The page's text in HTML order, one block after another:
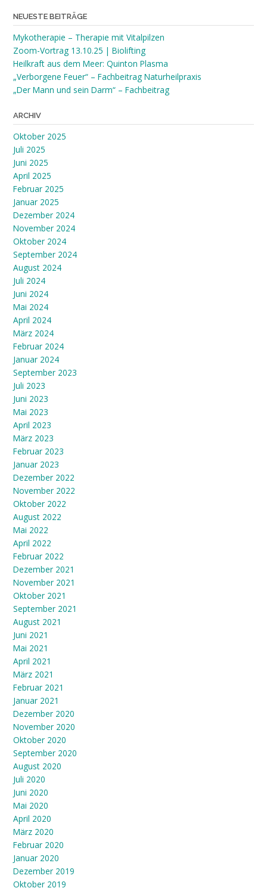
NEUESTE BEITRÄGE
Mykotherapie – Therapie mit Vitalpilzen
Zoom-Vortrag 13.10.25 | Biolifting
Heilkraft aus dem Meer: Quinton Plasma
„Verborgene Feuer“ – Fachbeitrag Naturheilpraxis
„Der Mann und sein Darm“ – Fachbeitrag
ARCHIV
Oktober 2025
Juli 2025
Juni 2025
April 2025
Februar 2025
Januar 2025
Dezember 2024
November 2024
Oktober 2024
September 2024
August 2024
Juli 2024
Juni 2024
Mai 2024
April 2024
März 2024
Februar 2024
Januar 2024
September 2023
Juli 2023
Juni 2023
Mai 2023
April 2023
März 2023
Februar 2023
Januar 2023
Dezember 2022
November 2022
Oktober 2022
August 2022
Mai 2022
April 2022
Februar 2022
Dezember 2021
November 2021
Oktober 2021
September 2021
August 2021
Juni 2021
Mai 2021
April 2021
März 2021
Februar 2021
Januar 2021
Dezember 2020
November 2020
Oktober 2020
September 2020
August 2020
Juli 2020
Juni 2020
Mai 2020
April 2020
März 2020
Februar 2020
Januar 2020
Dezember 2019
Oktober 2019